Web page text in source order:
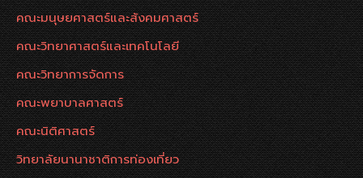
คณะมนุษยศาสตร์และสังคมศาสตร์
คณะวิทยาศาสตร์และเทคโนโลยี
คณะวิทยาการจัดการ
คณะพยาบาลศาสตร์
คณะนิติศาสตร์
วิทยาลัยนานาชาติการท่องเที่ยว